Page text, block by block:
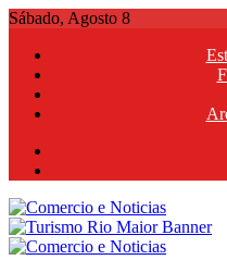
Skip
content
Sábado, Agosto 8
Comercio e Noticias
Notícias e Publicidade Online